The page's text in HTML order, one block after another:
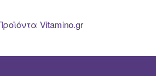
Vitamino.gr